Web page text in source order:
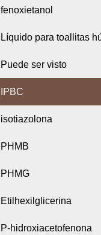
fenoxietanol
Líquido para toallitas
Puede ser visto
IPBC
isotiazolona
PHMB
PHMG
Etilhexilglicerina
P-hidroxiacetofenona